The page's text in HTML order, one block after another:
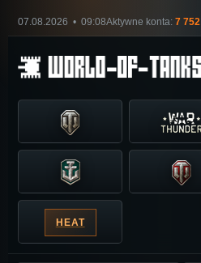
07.08.2026 • 09:08Aktywne konta: 7 752
HEAT